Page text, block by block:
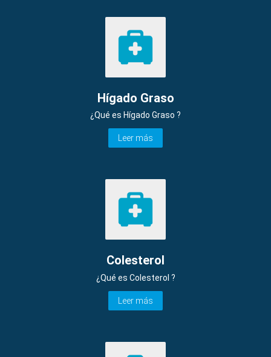
Hígado Graso
¿Qué es Hígado Graso ?
Leer más
Colesterol
¿Qué es Colesterol ?
Leer más